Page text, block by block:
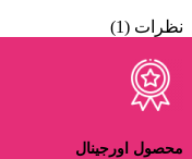
نظرات (1)
محصول اورجینال